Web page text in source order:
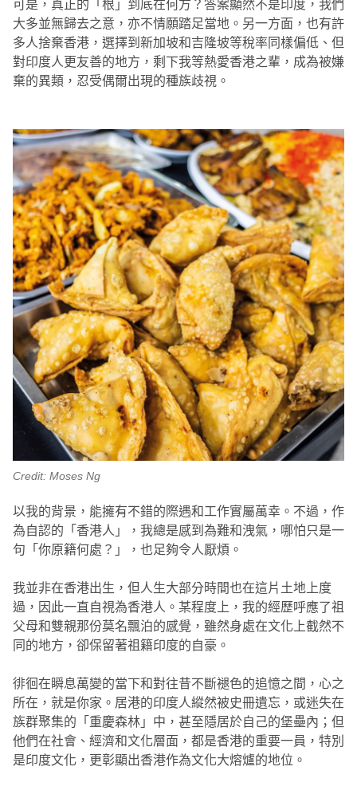
可是，真正的「根」到底在何方？答案顯然不是印度，我們
大多並無歸去之意，亦不情願踏足當地。另一方面，也有許
多人捨棄香港，選擇到新加坡和吉隆坡等稅率同樣偏低、但
對印度人更友善的地方，剩下我等熱愛香港之輩，成為被嫌
棄的異類，忍受偶爾出現的種族歧視。
Credit: Moses Ng
以我的背景，能擁有不錯的際遇和工作實屬萬幸。不過，作
為自認的「香港人」，我總是感到為難和洩氣，哪怕只是一
句「你原籍何處？」，也足夠令人厭煩。
我並非在香港出生，但人生大部分時間也在這片土地上度
過，因此一直自視為香港人。某程度上，我的經歷呼應了祖
父母和雙親那份莫名飄泊的感覺，雖然身處在文化上截然不
同的地方，卻保留著祖籍印度的自豪。
徘徊在瞬息萬變的當下和對往昔不斷褪色的追憶之間，心之
所在，就是你家。居港的印度人縱然被史冊遺忘，或迷失在
族群聚集的「重慶森林」中，甚至隱居於自己的堡壘內；但
他們在社會、經濟和文化層面，都是香港的重要一員，特別
是印度文化，更彰顯出香港作為文化大熔爐的地位。